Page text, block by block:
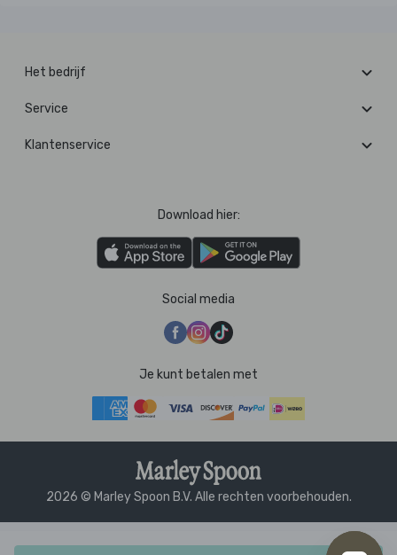
Het bedrijf
Service
Klantenservice
Download hier:
Social media
Je kunt betalen met
2026 © Marley Spoon B.V. Alle rechten voorbehouden.